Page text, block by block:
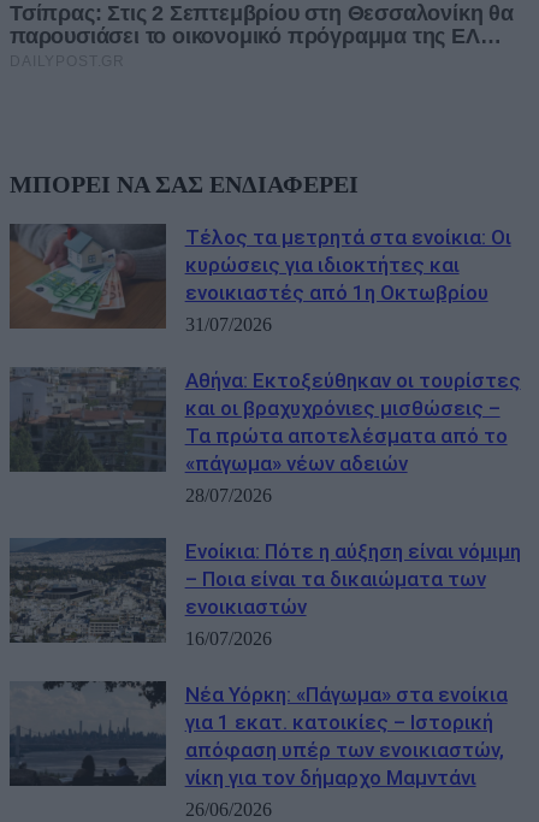
ΜΠΟΡΕΙ ΝΑ ΣΑΣ ΕΝΔΙΑΦΕΡΕΙ
Τέλος τα μετρητά στα ενοίκια: Οι
κυρώσεις για ιδιοκτήτες και
ενοικιαστές από 1η Οκτωβρίου
31/07/2026
Αθήνα: Εκτοξεύθηκαν οι τουρίστες
και οι βραχυχρόνιες μισθώσεις –
Τα πρώτα αποτελέσματα από το
«πάγωμα» νέων αδειών
28/07/2026
Ενοίκια: Πότε η αύξηση είναι νόμιμη
– Ποια είναι τα δικαιώματα των
ενοικιαστών
16/07/2026
Νέα Υόρκη: «Πάγωμα» στα ενοίκια
για 1 εκατ. κατοικίες – Ιστορική
απόφαση υπέρ των ενοικιαστών,
νίκη για τον δήμαρχο Μαμντάνι
26/06/2026